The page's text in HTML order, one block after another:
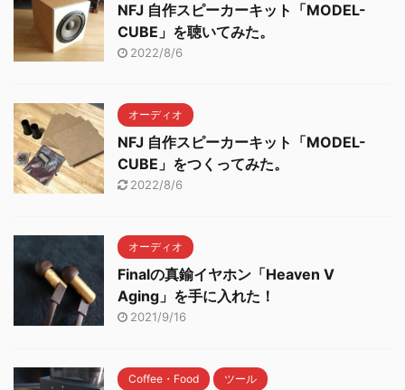
NFJ 自作スピーカーキット「MODEL-
CUBE」を聴いてみた。
2022/8/6
オーディオ
NFJ 自作スピーカーキット「MODEL-
CUBE」をつくってみた。
2022/8/6
オーディオ
Finalの真鍮イヤホン「Heaven V
Aging」を手に入れた！
2021/9/16
Coffee・Food ツール